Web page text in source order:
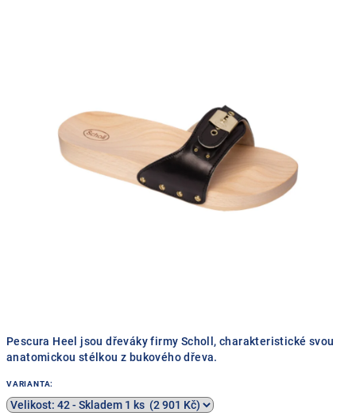
Pescura Heel jsou dřeváky firmy Scholl, charakteristické svou
anatomickou stélkou z bukového dřeva.
VARIANTA: